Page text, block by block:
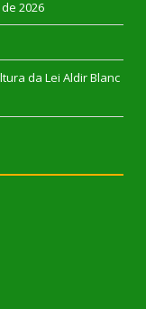
2026
da Lei Aldir Blanc